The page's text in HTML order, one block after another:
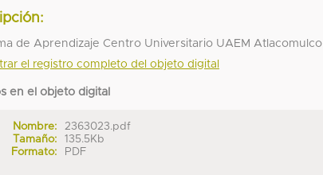
de Aprendizaje Centro Universitario UAEM Atlacomulco
el registro completo del objeto digital
en el objeto digital
Nombre:
2363023.pdf
Tamaño:
135.5Kb
Formato:
PDF